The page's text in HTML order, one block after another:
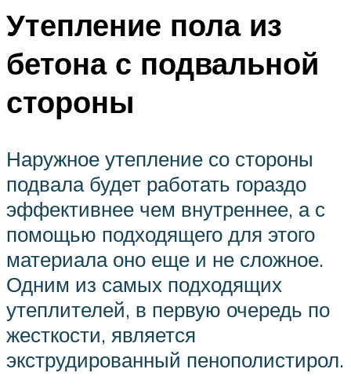
Утепление пола из
бетона с подвальной
стороны
Наружное утепление со стороны
подвала будет работать гораздо
эффективнее чем внутреннее, а с
помощью подходящего для этого
материала оно еще и не сложное.
Одним из самых подходящих
утеплителей, в первую очередь по
жесткости, является
экструдированный пенополистирол.